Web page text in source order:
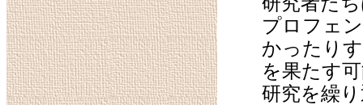
プロフェ
かったり
を果たす
研究を繰